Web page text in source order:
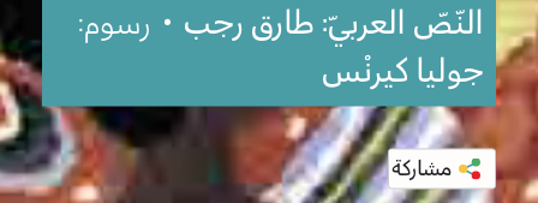
النّصّ العربيّ: طارق رجب • رسوم:
جوليا كيرنْس
مشاركة